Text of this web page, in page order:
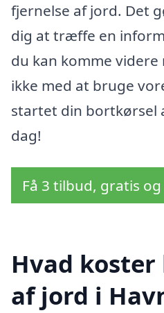
fjernelse af jord. Det
dig at træffe en
du kan komme
ikke med at bruge
startet din bortkørsel
dag!
Få 3 tilbud, gratis
Hvad
af jord i